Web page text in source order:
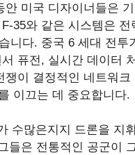
안 미국 디자이너들은
35와 같은 시스템은 전
니다. 중국 6 세대 전투
퓨전, 실시간 데이터
쟁이 결정적인 네트워크
이끄는 데 중요합니다.
수많은지지 드론을 지
들은 전통적인 공군이